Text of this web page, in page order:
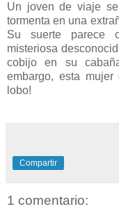
Un joven de viaje
tormenta en una
Su suerte parece
misteriosa
cobijo en su
embargo, esta mujer
lobo!
Compartir
1 comentario: